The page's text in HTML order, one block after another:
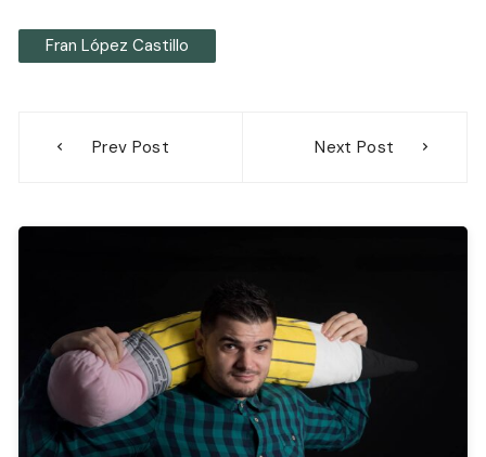
Fran López Castillo
Prev Post Next Post